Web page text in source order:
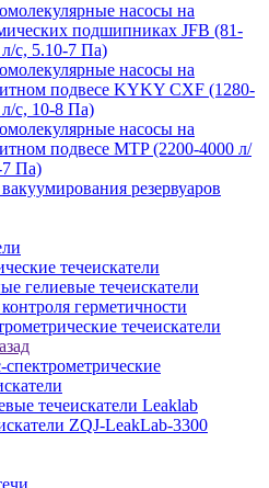
насосы на
подшипниках JFB (81-
с, 5.10-7 Па)
насосы на
подвесе KYKY CXF (1280-
с, 10-8 Па)
насосы на
подвесе MTP (2200-4000 л/
7 Па)
резервуаров
течеискатели
гелиевые течеискатели
герметичности
течеискатели
течеискатели Leaklab
ZQJ-LeakLab-3300